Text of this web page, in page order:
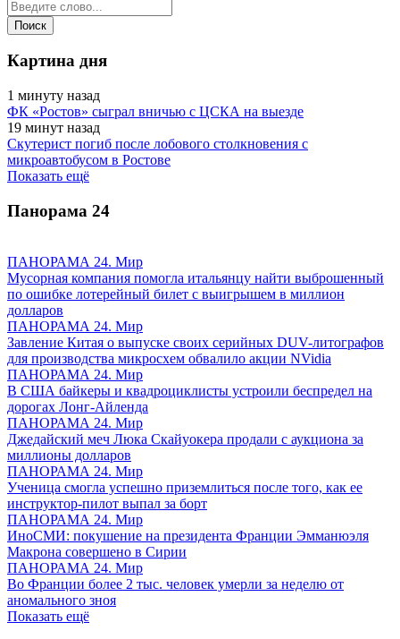
Картина дня
1 минуту назад
ФК «Ростов» сыграл вничью с ЦСКА на выезде
19 минут назад
Скутерист погиб после лобового столкновения с
микроавтобусом в Ростове
Показать ещё
Панорама 24
ПАНОРАМА 24. Мир
Мусорная компания помогла итальянцу найти выброшенный
по ошибке лотерейный билет с выигрышем в миллион
долларов
ПАНОРАМА 24. Мир
Завление Китая о выпуске своих серийных DUV-литографов
для производства микросхем обвалило акции NVidia
ПАНОРАМА 24. Мир
В США байкеры и квадроциклисты устроили беспредел на
дорогах Лонг-Айленда
ПАНОРАМА 24. Мир
Джедайский меч Люка Скайуокера продали с аукциона за
миллионы долларов
ПАНОРАМА 24. Мир
Ученица смогла успешно приземлиться после того, как ее
инструктор-пилот выпал за борт
ПАНОРАМА 24. Мир
ИноСМИ: покушение на президента Франции Эмманюэля
Макрона совершено в Сирии
ПАНОРАМА 24. Мир
Во Франции более 2 тыс. человек умерли за неделю от
аномального зноя
Показать ещё